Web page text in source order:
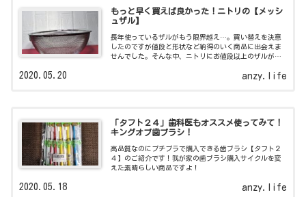
もっと早く買えば良かった！ニトリの【メッシ
ュザル】
長年使っているザルがもう限界越え…。買い替えを決意
したのですが値段と形状など納得のいく商品に出会えま
せんでした。そんな中、ニトリにお値段以上のザルがあ
anzy.life
2020.05.20
「タフト２４」歯科医もオススメ使ってみて！
キングオブ歯ブラシ！
高品質なのにプチプラで購入できる歯ブラシ【タフト２
４】のご紹介です！我が家の歯ブラシ購入サイクルを変
えた素晴らしい商品ですよ！
anzy.life
2020.05.18